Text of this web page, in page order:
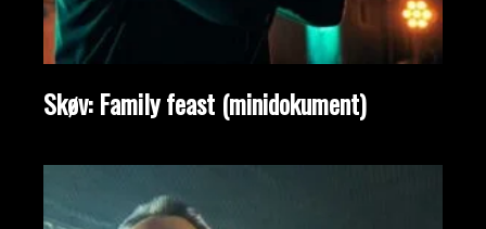
Skøv: Family feast (minidokument)